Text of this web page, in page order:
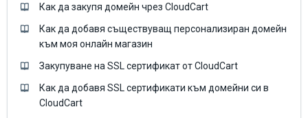
Как да закупя домейн чрез CloudCart
Как да добавя съществуващ персонализиран домейн
към моя онлайн магазин
Закупуване на SSL сертификат от CloudCart
Как да добавя SSL сертификати към домейни си в
CloudCart